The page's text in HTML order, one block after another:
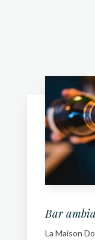
Bar
La Maison